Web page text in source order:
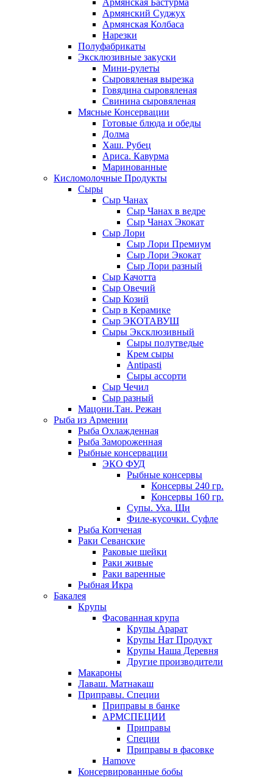
Армянская Бастурма
Армянский Суджух
Армянская Колбаса
Нарезки
Полуфабрикаты
Эксклюзивные закуски
Мини-рулеты
Сыровяленая вырезка
Говядина сыровяленая
Свинина сыровяленая
Мясные Консервации
Готовые блюда и обеды
Долма
Хаш. Рубец
Ариса. Кавурма
Маринованные
Кисломолочные Продукты
Сыры
Сыр Чанах
Сыр Чанах в ведре
Сыр Чанах Экокат
Сыр Лори
Сыр Лори Премиум
Сыр Лори Экокат
Сыр Лори разный
Сыр Качотта
Сыр Овечий
Сыр Козий
Сыр в Керамике
Сыр ЭКОТАВУШ
Сыры Эксклюзивный
Сыры полутведые
Крем сыры
Antipasti
Сыры ассорти
Сыр Чечил
Сыр разный
Мацони.Тан. Режан
Рыба из Армении
Рыба Охлажденная
Рыба Замороженная
Рыбные консервации
ЭКО ФУД
Рыбные консервы
Консервы 240 гр.
Консервы 160 гр.
Супы. Уха. Щи
Филе-кусочки. Суфле
Рыба Копченая
Раки Севанские
Раковые шейки
Раки живые
Раки варенные
Рыбная Икра
Бакалея
Крупы
Фасованная крупа
Крупы Арарат
Крупы Нат Продукт
Крупы Наша Деревня
Другие производители
Макароны
Лаваш. Матнакаш
Приправы. Специи
Приправы в банке
АРМСПЕЦИИ
Приправы
Специи
Приправы в фасовке
Hamove
Консервированные бобы